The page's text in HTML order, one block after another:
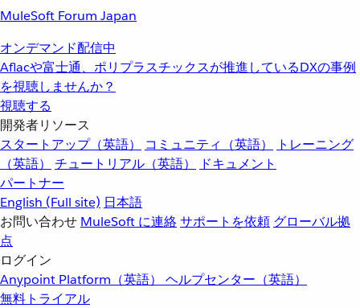
MuleSoft Forum Japan
オンデマンド配信中
Aflacや富士通、ポリプラスチックスが推進しているDXの事例
を視聴しませんか？
視聴する
開発者リソース
スタートアップ（英語）
コミュニティ（英語）
トレーニング
（英語）
チュートリアル（英語）
ドキュメント
パートナー
English (Full site) 日本語
お問い合わせ MuleSoft に連絡サポートを依頼 グローバル拠
点
ログイン
Anypoint Platform（英語） ヘルプセンター（英語）
無料トライアル